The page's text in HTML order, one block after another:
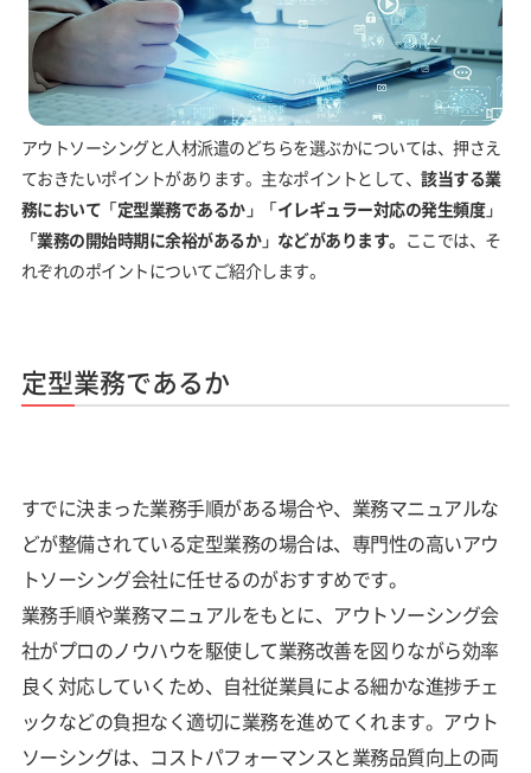
アウトソーシングと人材派遣のどちらを選ぶかについては、押さえ
ておきたいポイントがあります。主なポイントとして、該当する業
務において「定型業務であるか」「イレギュラー対応の発生頻度」
「業務の開始時期に余裕があるか」などがあります。 ここでは、そ
れぞれのポイントについてご紹介します。
定型業務であるか
すでに決まった業務手順がある場合や、業務マニュアルな
どが整備されている定型業務の場合は、専門性の高いアウ
トソーシング会社に任せるのがおすすめです。
業務手順や業務マニュアルをもとに、アウトソーシング会
社がプロのノウハウを駆使して業務改善を図りながら効率
良く対応していくため、自社従業員による細かな進捗チェ
ックなどの負担なく適切に業務を進めてくれます。アウト
ソーシングは、コストパフォーマンスと業務品質向上の両